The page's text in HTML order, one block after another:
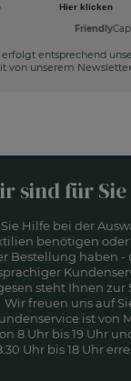
Hier klicken
Friendly
entsprechend
von unserem
sind für Sie
Hilfe bei der
benötigen oder
Bestellung haben -
steht Ihnen zur
Wir freuen uns auf
ist von
8 Uhr bis 19 Uhr
Uhr bis 18 Uhr